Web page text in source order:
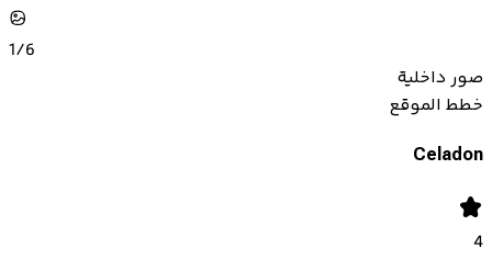
1/6
صور داخلية
خطط الموقع
Celadon
4